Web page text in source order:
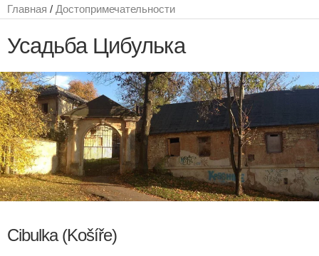
Главная / Достопримечательности
Усадьба Цибулька
Cibulka (Košíře)